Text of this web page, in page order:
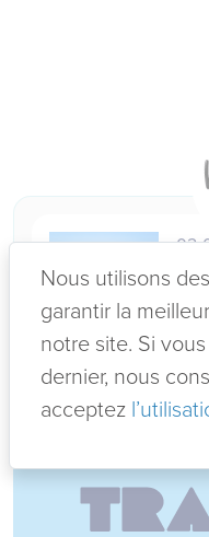
02-
5
Nous utilisons
garantir la
notre site. Si
dernier, nous
acceptez